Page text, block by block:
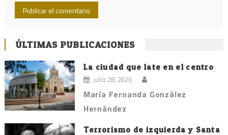
ÚLTIMAS PUBLICACIONES
La ciudad que late en el centro
julio 28, 2026
María Fernanda González
Hernández
Terrorismo de izquierda y Santa